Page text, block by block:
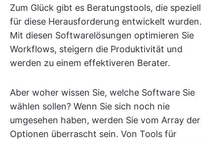
Zum Glück gibt es Beratungstools, die speziell
für diese Herausforderung entwickelt wurden.
Mit diesen Softwarelösungen optimieren Sie
Workflows, steigern die Produktivität und
werden zu einem effektiveren Berater.
Aber woher wissen Sie, welche Software Sie
wählen sollen? Wenn Sie sich noch nie
umgesehen haben, werden Sie vom Array der
Optionen überrascht sein. Von Tools für